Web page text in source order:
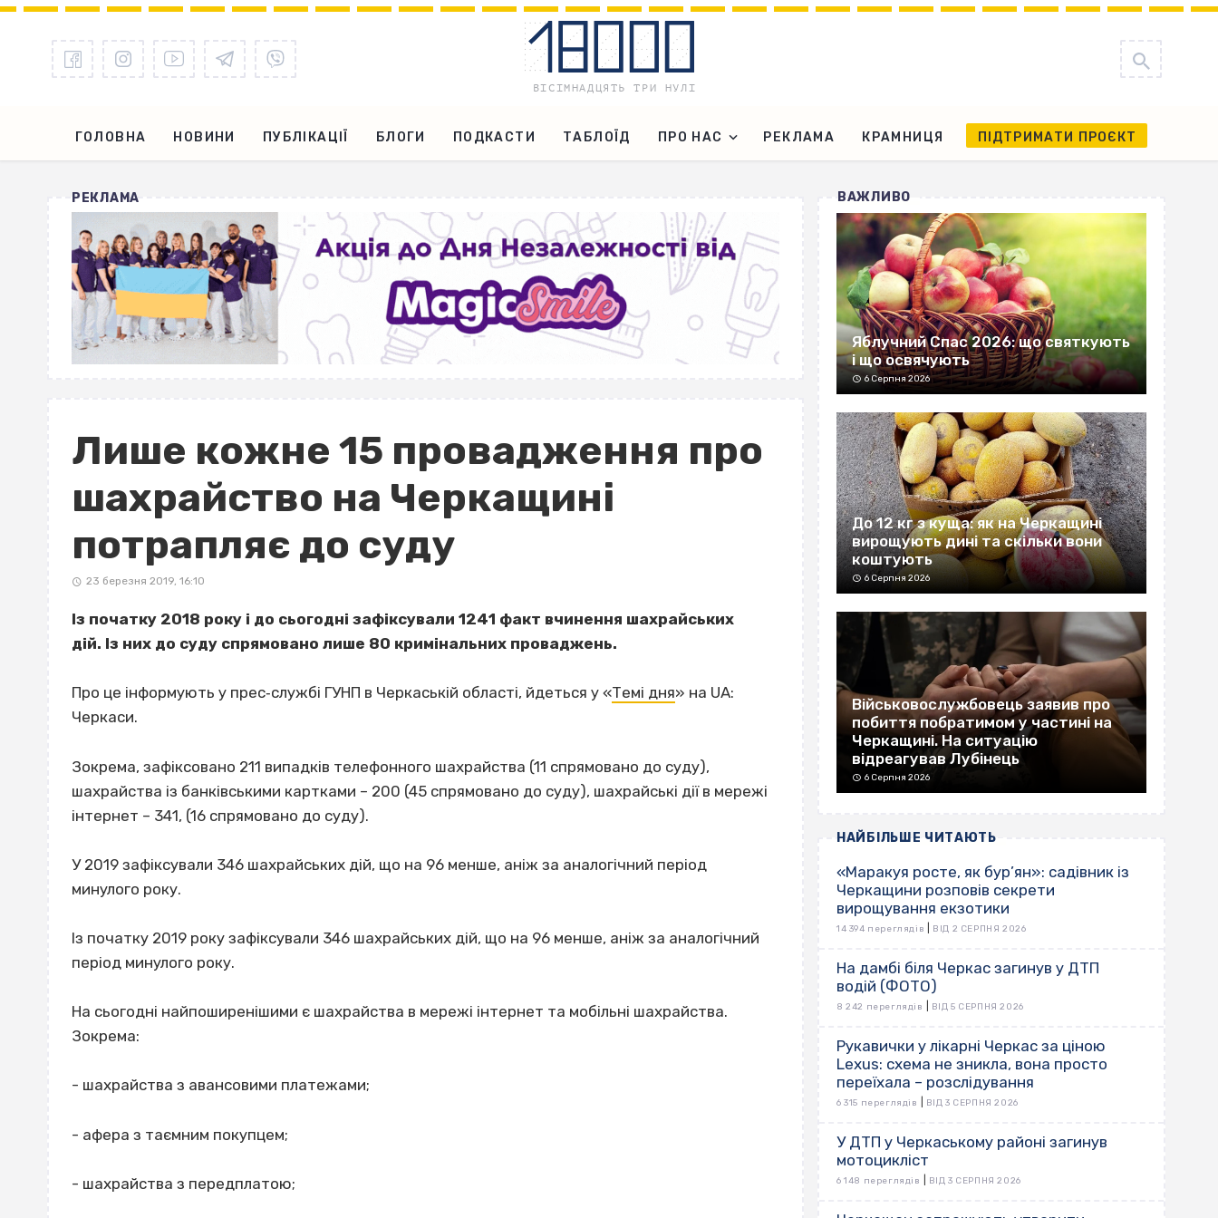
ГОЛОВНА НОВИНИ ПУБЛІКАЦІЇ БЛОГИ ПОДКАСТИ ТАБЛОЇД ПРО НАС РЕКЛАМА КРАМНИЦЯ ПІДТРИМАТИ ПРОЄКТ
РЕКЛАМА
Лише кожне 15 провадження про
шахрайство на Черкащині
потрапляє до суду
23 березня 2019, 16:10
Із початку 2018 року і до сьогодні зафіксували 1241 факт вчинення шахрайських
дій. Із них до суду спрямовано лише 80 кримінальних проваджень.
Про це інформують у прес‐службі ГУНП в Черкаській області, йдеться у «Темі дня» на UA:
Черкаси.
Зокрема, зафіксовано 211 випадків телефонного шахрайства (11 спрямовано до суду),
шахрайства із банківськими картками – 200 (45 спрямовано до суду), шахрайські дії в мережі
інтернет – 341, (16 спрямовано до суду).
У 2019 зафіксували 346 шахрайських дій, що на 96 менше, аніж за аналогічний період
минулого року.
Із початку 2019 року зафіксували 346 шахрайських дій, що на 96 менше, аніж за аналогічний
період минулого року.
На сьогодні найпоширенішими є шахрайства в мережі інтернет та мобільні шахрайства.
Зокрема:
- шахрайства з авансовими платежами;
- афера з таємним покупцем;
- шахрайства з передплатою;
ВАЖЛИВО
Яблучний Спас 2026: що святкують
і що освячують
6 Серпня 2026
До 12 кг з куща: як на Черкащині
вирощують дині та скільки вони
коштують
6 Серпня 2026
Військовослужбовець заявив про
побиття побратимом у частині на
Черкащині. На ситуацію
відреагував Лубінець
6 Серпня 2026
НАЙБІЛЬШЕ ЧИТАЮТЬ
«Маракуя росте, як бур’ян»: садівник із
Черкащини розповів секрети
вирощування екзотики
14 394 переглядів ВІД 2 СЕРПНЯ 2026
На дамбі біля Черкас загинув у ДТП
водій (ФОТО)
8 242 переглядів ВІД 5 СЕРПНЯ 2026
Рукавички у лікарні Черкас за ціною
Lexus: схема не зникла, вона просто
переїхала – розслідування
6 315 переглядів ВІД 3 СЕРПНЯ 2026
У ДТП у Черкаському районі загинув
мотоцикліст
6 148 переглядів ВІД 3 СЕРПНЯ 2026